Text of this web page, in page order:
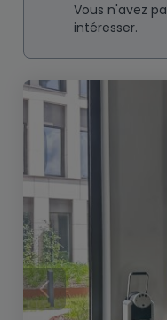
Vous n'avez
intéresser.